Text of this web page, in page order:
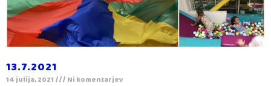
13.7.2021
14 julija, 2021 Ni komentarjev